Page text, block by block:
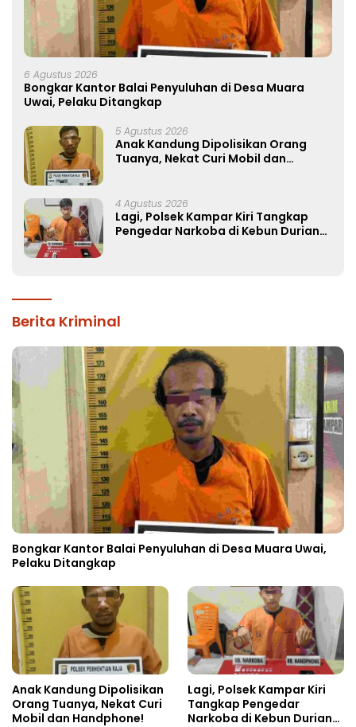
6 Agustus 2026
Bongkar Kantor Balai Penyuluhan di Desa Muara
Uwai, Pelaku Ditangkap
5 Agustus 2026
Anak Kandung Dipolisikan Orang
Tuanya, Nekat Curi Mobil dan
4 Agustus 2026
Lagi, Polsek Kampar Kiri Tangkap
Pengedar Narkoba di Kebun Durian
Berita Kriminal
Bongkar Kantor Balai Penyuluhan di Desa Muara Uwai,
Pelaku Ditangkap
Anak Kandung Dipolisikan
Orang Tuanya, Nekat Curi
Mobil dan Handphone!
Lagi, Polsek Kampar Kiri
Tangkap Pengedar
Narkoba di Kebun Durian